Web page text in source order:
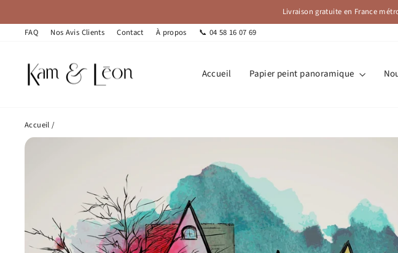
contenu
Livraison gratuite en France
FAQ
Nos Avis Clients Contact À propos 📞 04 58 16 07 69
Accueil Papier peint panoramique
Accueil /